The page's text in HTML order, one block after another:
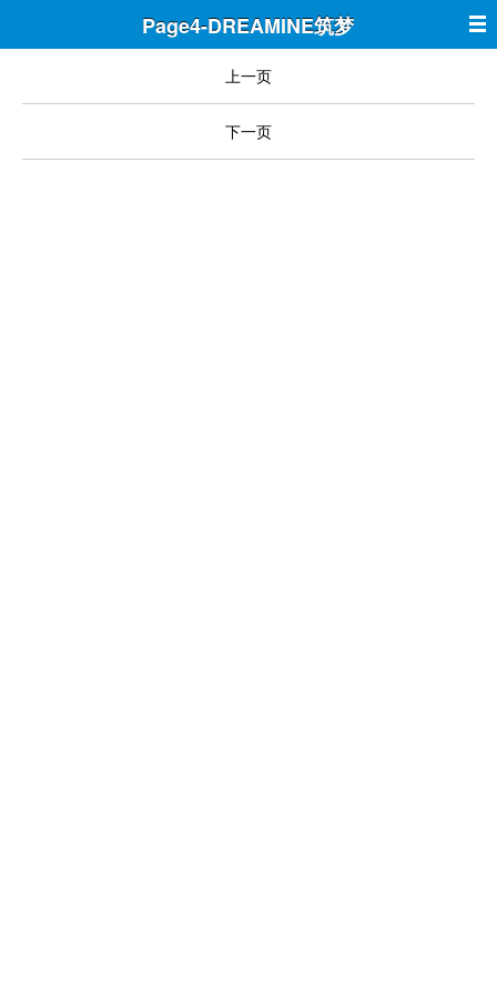
Page4-DREAMINE筑梦
上一页
下一页